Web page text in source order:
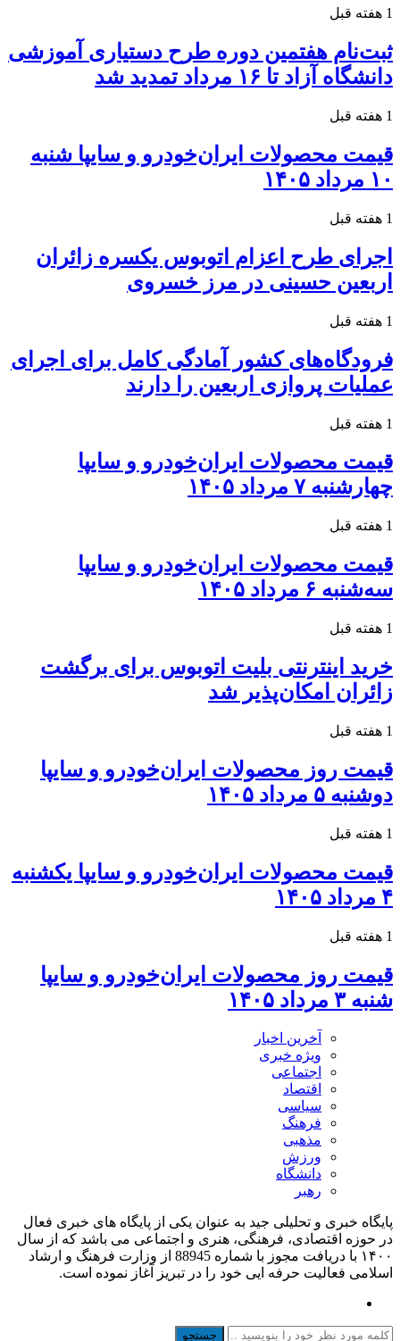
1 هفته قبل
ثبت‌نام هفتمین دوره طرح دستیاری آموزشی
دانشگاه آزاد تا ۱۶ مرداد تمدید شد
1 هفته قبل
قیمت محصولات ایران‌خودرو و سایپا شنبه
۱۰ مرداد ۱۴۰۵
1 هفته قبل
اجرای طرح اعزام اتوبوس یکسره زائران
اربعین حسینی در مرز خسروی
1 هفته قبل
فرودگاه‌های کشور آمادگی کامل برای اجرای
عملیات پروازی اربعین را دارند
1 هفته قبل
قیمت محصولات ایران‌خودرو و سایپا
چهارشنبه ۷ مرداد ۱۴۰۵
1 هفته قبل
قیمت محصولات ایران‌خودرو و سایپا
سه‌شنبه ۶ مرداد ۱۴۰۵
1 هفته قبل
خرید اینترنتی بلیت اتوبوس برای برگشت
زائران امکان‌پذیر شد
1 هفته قبل
قیمت روز محصولات ایران‌خودرو و سایپا
دوشنبه ۵ مرداد ۱۴۰۵
1 هفته قبل
قیمت محصولات ایران‌خودرو و سایپا یکشنبه
۴ مرداد ۱۴۰۵
1 هفته قبل
قیمت روز محصولات ایران‌خودرو و سایپا
شنبه ۳ مرداد ۱۴۰۵
آخرین اخبار
ویژه خبری
اجتماعی
اقتصاد
سیاسی
فرهنگ
مذهبی
ورزش
دانشگاه
رهبر
پایگاه خبری و تحلیلی جید به عنوان یکی از پایگاه های خبری فعال
در حوزه اقتصادی، فرهنگی، هنری و اجتماعی می باشد که از سال
۱۴۰۰ با دریافت مجوز با شماره 88945 از وزارت فرهنگ و ارشاد
اسلامی فعالیت حرفه ایی خود را در تبریز آغاز نموده است.
جستجو